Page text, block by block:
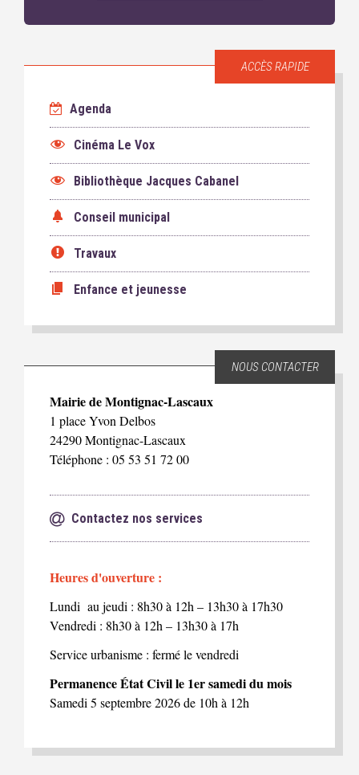
ACCÈS RAPIDE
Agenda
Cinéma Le Vox
Bibliothèque Jacques Cabanel
Conseil municipal
Travaux
Enfance et jeunesse
NOUS CONTACTER
Mairie de Montignac-Lascaux
1 place Yvon Delbos
24290 Montignac-Lascaux
Téléphone : 05 53 51 72 00
Contactez nos services
Heures d'ouverture :
Lundi au jeudi : 8h30 à 12h – 13h30 à 17h30
Vendredi : 8h30 à 12h – 13h30 à 17h
Service urbanisme : fermé le vendredi
Permanence État Civil le 1er samedi du mois
Samedi 5 septembre 2026 de 10h à 12h